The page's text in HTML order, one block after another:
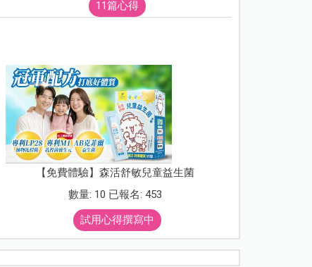
11篇心得
【免費體驗】森活舒敏兒童益生菌
數量: 10 已報名: 453
試用心得撰寫中